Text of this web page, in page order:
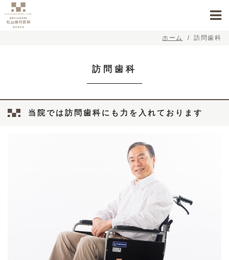
ホーム 訪問歯科
訪問歯科
当院では訪問歯科にも力を入れております